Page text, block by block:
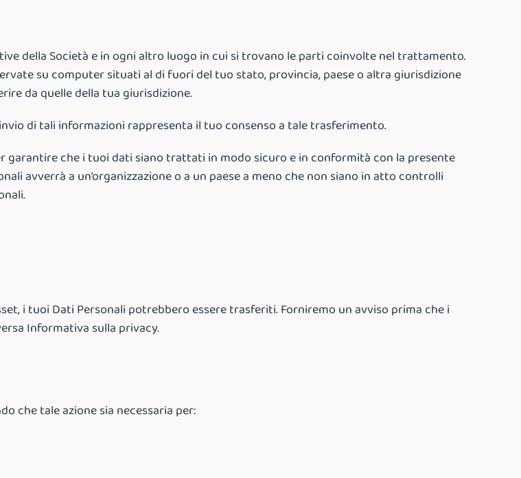
della Società e in ogni altro luogo in cui si trovano le parti coinvolte nel trattamento.
su computer situati al di fuori del tuo stato, provincia, paese o altra giurisdizione
da quelle della tua giurisdizione.
di tali informazioni rappresenta il tuo consenso a tale trasferimento.
che i tuoi dati siano trattati in modo sicuro e in conformità con la presente
avverrà a un’organizzazione o a un paese a meno che non siano in atto controlli
i tuoi Dati Personali potrebbero essere trasferiti. Forniremo un avviso prima che i
Informativa sulla privacy.
che tale azione sia necessaria per: